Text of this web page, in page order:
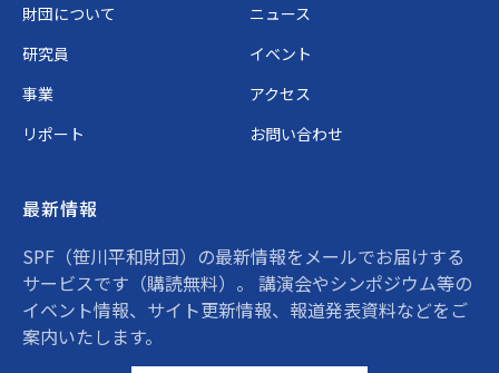
財団について
ニュース
研究員
イベント
事業
アクセス
リポート
お問い合わせ
最新情報
SPF（笹川平和財団）の最新情報をメールでお届けする
サービスです（購読無料）。 講演会やシンポジウム等の
イベント情報、サイト更新情報、報道発表資料などをご
案内いたします。